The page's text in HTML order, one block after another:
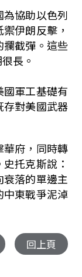
協助以色列
伊朗反擊，
攔截彈。這些
長。
軍工基礎有
對美國武器
府，同時轉
托克斯說：
衰落的單邊主
中東戰爭泥淖
回上頁